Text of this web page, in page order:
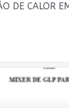
DE CALOR